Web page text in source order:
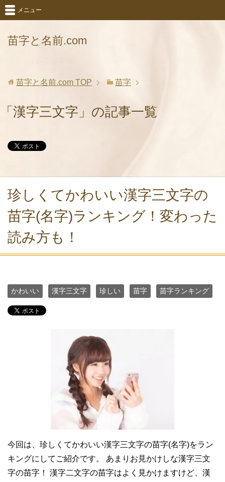
苗字と名前.com
メニュー
苗字と名前.com TOP 苗字
「漢字三文字」の記事一覧
珍しくてかわいい漢字三文字の
苗字(名字)ランキング！変わった
読み方も！
かわいい 漢字三文字 珍しい 苗字 苗字ランキング
今回は、珍しくてかわいい漢字三文字の苗字(名字)をラン
キングにしてご紹介です。 あまりお見かけしな漢字三文
字の苗字！ 漢字二文字の苗字はよく見かけますけど、漢